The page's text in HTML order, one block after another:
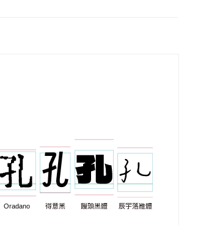
Oradano 得意黑 饅頭黑體 辰宇落雁體